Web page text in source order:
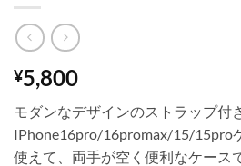
¥5,800
モダンなデザインのストラップ付
IPhone16pro/16promax/15/15pro
使えて、両手が空く便利なケース